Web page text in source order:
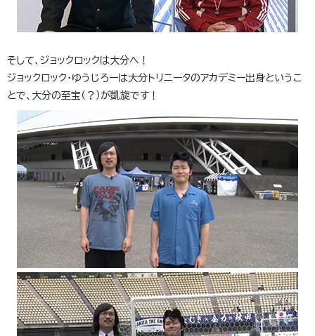
そして、ジョックロックは大分へ！
ジョックロック・ゆうじろーは大分トリニータのアカデミー出身というこ
とで、大分の至宝（？）が凱旋です！